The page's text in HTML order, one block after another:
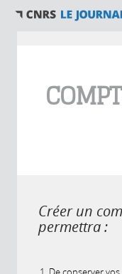
Créer un
permettra :